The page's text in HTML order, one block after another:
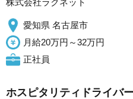
株式会社ラクネット
愛知県 名古屋市
月給20万円～32万円
正社員
ホスピタリティドライバ